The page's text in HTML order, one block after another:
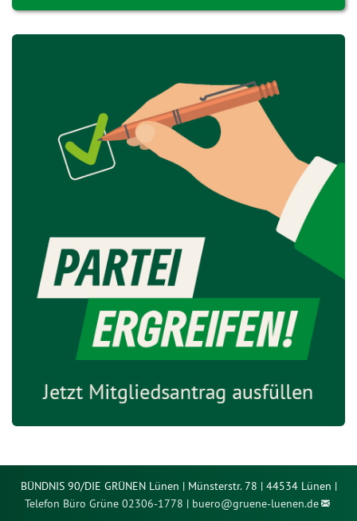
BÜNDNIS 90/DIE GRÜNEN Lünen | Münsterstr. 78 | 44534 Lünen |
Telefon Büro Grüne 02306-1778 | buero@gruene-luenen.de